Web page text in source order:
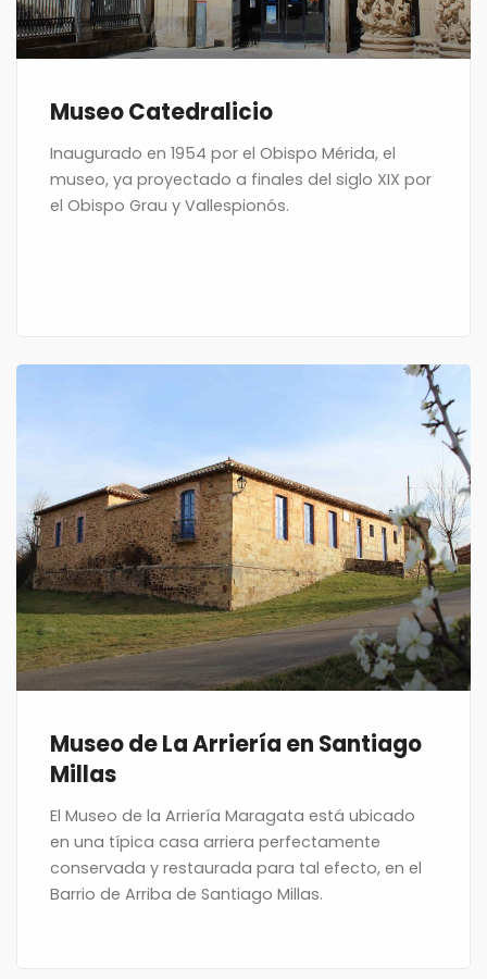
Museo Catedralicio
Inaugurado en 1954 por el Obispo Mérida, el
museo, ya proyectado a finales del siglo XIX por
el Obispo Grau y Vallespionós.
Museo de La Arriería en Santiago
Millas
El Museo de la Arriería Maragata está ubicado
en una típica casa arriera perfectamente
conservada y restaurada para tal efecto, en el
Barrio de Arriba de Santiago Millas.